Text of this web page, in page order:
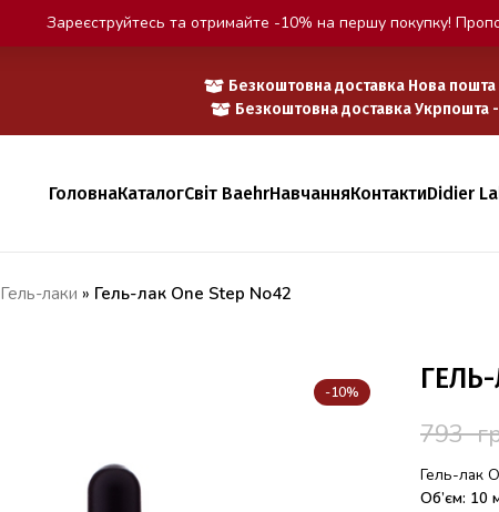
Безкоштовна доставка Нова пошта
Безкоштовна доставка Укрпошта -
ГоловнаКаталогСвіт BaehrНавчанняКонтактиDidier
Гель-лаки » Гель-лак One Step No42
-10% ГЕЛЬ-
793
Гель-лак
Об’єм: 10
Зареєструйтесь та отримайте -10% на першу покупку!